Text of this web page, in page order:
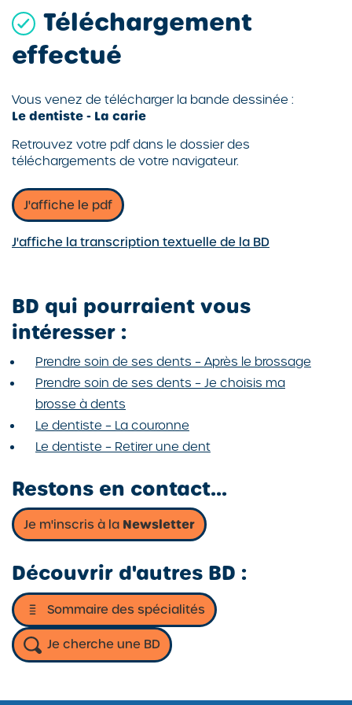
Téléchargement
effectué
Vous venez de télécharger la bande dessinée :
Le dentiste - La carie
Retrouvez votre pdf dans le dossier des
téléchargements de votre navigateur.
J'affiche le pdf
J'affiche la transcription textuelle de la BD
BD qui pourraient vous
intéresser :
Prendre soin de ses dents – Après le brossage
Prendre soin de ses dents – Je choisis ma
brosse à dents
Le dentiste – La couronne
Le dentiste – Retirer une dent
Restons en contact...
Je m'inscris à la Newsletter Je
m'inscris
la
Newsletter,
Ouvrir
site
Découvrir d'autres BD :
Sommaire des spécialités
Je cherche une BD